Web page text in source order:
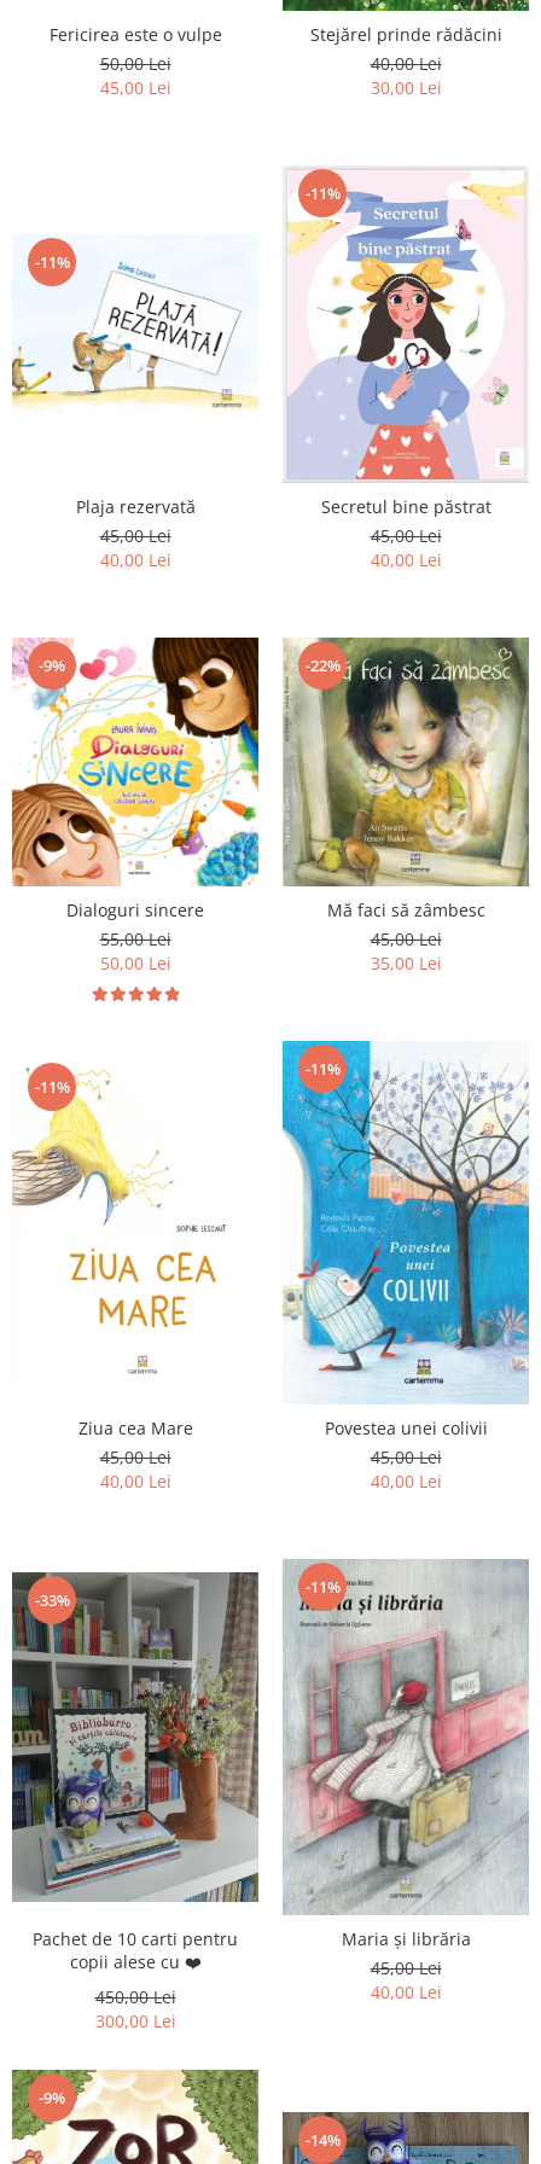
Editura Sophia
Editura Usborne
Fericirea este o vulpe
50,00 Lei
45,00 Lei
Stejărel prinde rădăcini
40,00 Lei
30,00 Lei
-11%
Plaja rezervată
45,00 Lei
40,00 Lei
-11%
Secretul bine păstrat
45,00 Lei
40,00 Lei
-9%
Dialoguri sincere
55,00 Lei
50,00 Lei
-22%
Mă faci să zâmbesc
45,00 Lei
35,00 Lei
-11%
Ziua cea Mare
45,00 Lei
40,00 Lei
-11%
Povestea unei colivii
45,00 Lei
40,00 Lei
-33%
Pachet de 10 carti pentru
copii alese cu ❤️
450,00 Lei
300,00 Lei
-11%
Maria și librăria
45,00 Lei
40,00 Lei
-9%
-14%